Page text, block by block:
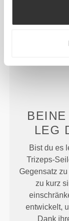
LEG
Bist du es
Trizeps-
Gegensatz
zu kurz
entwickelt,
Dank